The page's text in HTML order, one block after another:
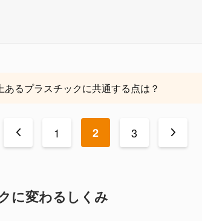
あるプラスチックに共通する点は？
< 1 2 3 >
に変わるしくみ